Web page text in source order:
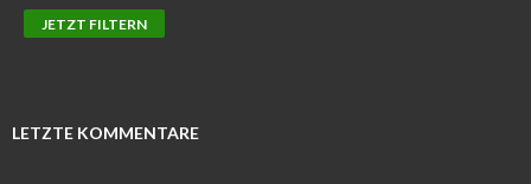
LETZTE KOMMENTARE